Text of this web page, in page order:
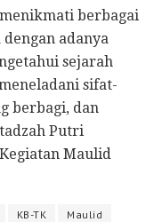
berbagai
dengan adanya
sejarah
sifat-
berbagi, dan
Putri
Maulid
KB-TK Maulid